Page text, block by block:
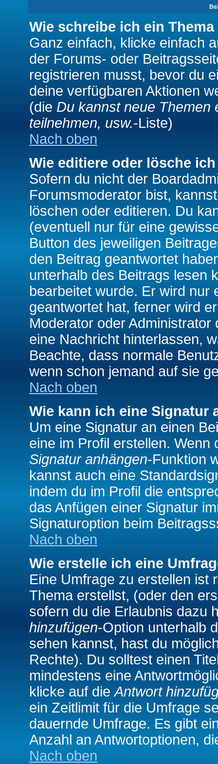
Wie schreibe ich ein
Ganz einfach, klicke einfach
der Forums- oder
registrieren musst, bevor du
deine verfügbaren Aktionen
(die Du kannst neue Themen
teilnehmen, usw.-Liste)
Nach oben
Wie editiere oder lösche
Sofern du nicht der
Forumsmoderator bist,
löschen oder editieren. Du
(eventuell nur für eine
Button des jeweiligen
den Beitrag geantwortet
unterhalb des Beitrags lesen
bearbeitet wurde. Er wird nur
geantwortet hat, ferner wird
Moderator oder
eine Nachricht hinterlassen,
Beachte, dass normale
wenn schon jemand auf sie
Nach oben
Wie kann ich eine Signatur
Um eine Signatur an einen
eine im Profil erstellen.
Signatur anhängen-Funktion
kannst auch eine
indem du im Profil die
das Anfügen einer Signatur
Signaturoption beim
Nach oben
Wie erstelle ich eine
Eine Umfrage zu erstellen ist
Thema erstellst, (oder den
sofern du die Erlaubnis dazu
hinzufügen-Option unterhalb
sehen kannst, hast du
Rechte). Du solltest einen
mindestens eine
klicke auf dieAntwort
ein Zeitlimit für die Umfrage
dauernde Umfrage. Es gibt
Anzahl an Antwortoptionen,
Nach oben